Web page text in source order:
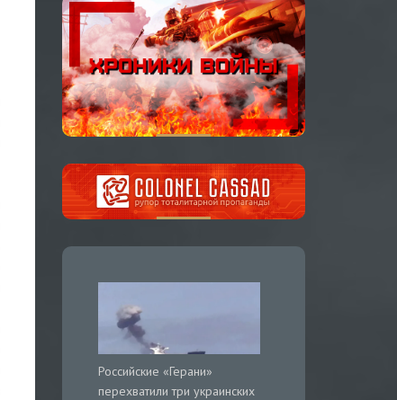
Российские «Герани»
перехватили три украинских